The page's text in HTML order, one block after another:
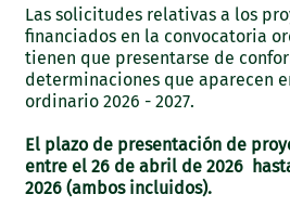
Las solicitudes relativas a los
financiados en la convocatoria
tienen que presentarse de
determinaciones que aparecen
ordinario 2026 - 2027.
El plazo de presentación de
entre el 26 de abril de 2026
2026 (ambos incluidos).